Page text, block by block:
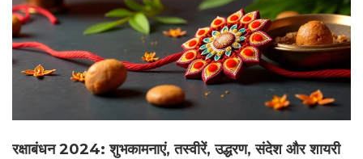
रक्षाबंधन 2024: शुभकामनाएं, तस्वीरें, उद्धरण, संदेश और शायरी